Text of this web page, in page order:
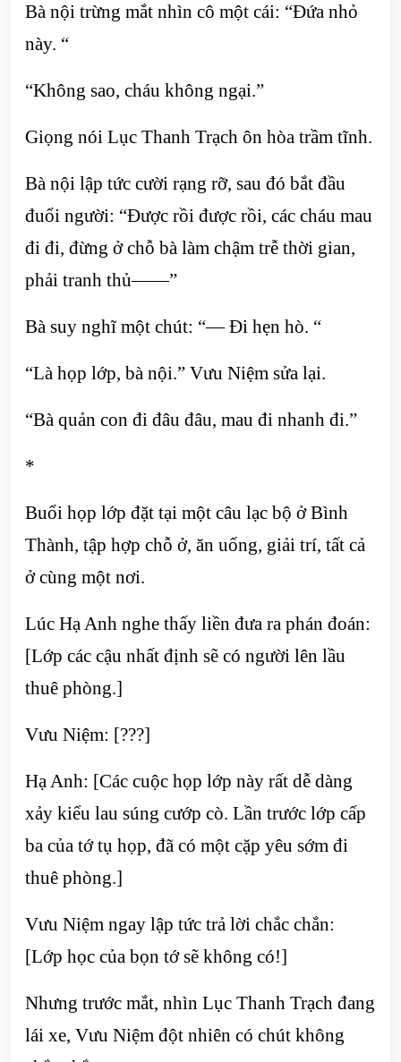
Bà nội trừng mắt nhìn cô một cái: “Đứa nhỏ
này. “
“Không sao, cháu không ngại.”
Giọng nói Lục Thanh Trạch ôn hòa trầm tĩnh.
Bà nội lập tức cười rạng rỡ, sau đó bắt đầu
đuổi người: “Được rồi được rồi, các cháu mau
đi đi, đừng ở chỗ bà làm chậm trễ thời gian,
phải tranh thủ——”
Bà suy nghĩ một chút: “— Đi hẹn hò. “
“Là họp lớp, bà nội.” Vưu Niệm sửa lại.
“Bà quản con đi đâu đâu, mau đi nhanh đi.”
*
Buổi họp lớp đặt tại một câu lạc bộ ở Bình
Thành, tập hợp chỗ ở, ăn uống, giải trí, tất cả
ở cùng một nơi.
Lúc Hạ Anh nghe thấy liền đưa ra phán đoán:
[Lớp các cậu nhất định sẽ có người lên lầu
thuê phòng.]
Vưu Niệm: [???]
Hạ Anh: [Các cuộc họp lớp này rất dễ dàng
xảy kiểu lau súng cướp cò. Lần trước lớp cấp
ba của tớ tụ họp, đã có một cặp yêu sớm đi
thuê phòng.]
Vưu Niệm ngay lập tức trả lời chắc chắn:
[Lớp học của bọn tớ sẽ không có!]
Nhưng trước mắt, nhìn Lục Thanh Trạch đang
lái xe, Vưu Niệm đột nhiên có chút không